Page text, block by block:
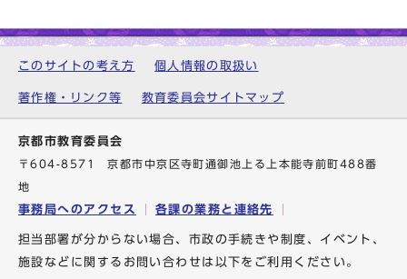
このサイトの考え方 個人情報の取扱い
著作権・リンク等 教育委員会サイトマップ
京都市教育委員会
〒604-8571 京都市中京区寺町通御池上る上本能寺前町488番
地
事務局へのアクセス 各課の業務と連絡先
担当部署が分からない場合、市政の手続きや制度、イベント、
施設などに関するお問い合わせは以下をご利用ください。